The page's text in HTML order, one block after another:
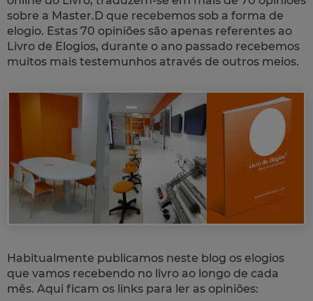
sobre a Master.D que recebemos sob a forma de
elogio. Estas 70 opiniões são apenas referentes ao
Livro de Elogios, durante o ano passado recebemos
muitos mais testemunhos através de outros meios.
Habitualmente publicamos neste blog os elogios
que vamos recebendo no livro ao longo de cada
mês. Aqui ficam os links para ler as opiniões: